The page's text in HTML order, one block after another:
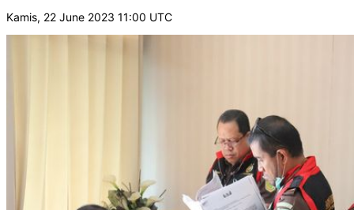
Kamis, 22 June 2023 11:00 UTC